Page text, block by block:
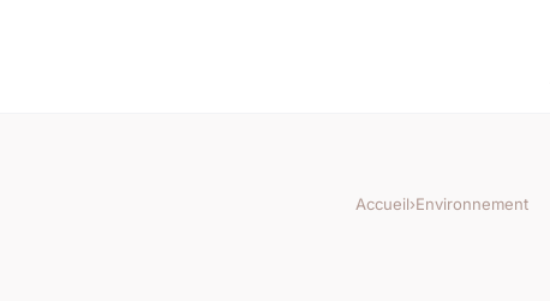
Accueil›Environnement